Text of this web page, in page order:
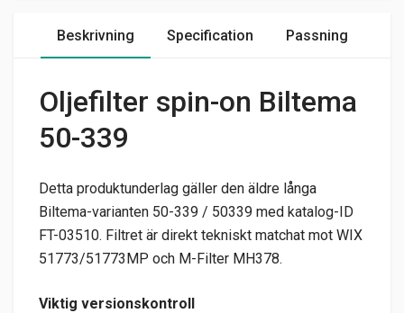
Beskrivning Specification Passning
Oljefilter spin-on Biltema
50-339
Detta produktunderlag gäller den äldre långa
Biltema-varianten 50-339 / 50339 med katalog-ID
FT-03510. Filtret är direkt tekniskt matchat mot WIX
51773/51773MP och M-Filter MH378.
Viktig versionskontroll